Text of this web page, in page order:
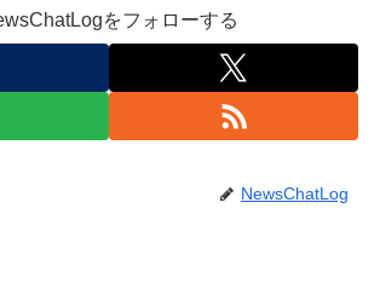
をフォローする
NewsChatLog